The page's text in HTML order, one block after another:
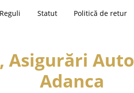
Reguli Statut Politică de retur
Adanca